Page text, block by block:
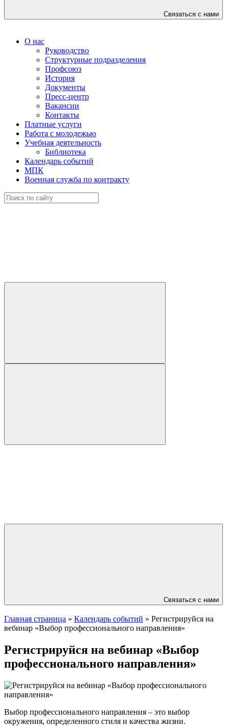
Связаться с нами
О нас
Руководство
Структурные подразделения
Профсоюз
История
Документы
Пресс-центр
Вакансии
Контакты
Платные услуги
Работа с молодежью
Учебная деятельность
Библиотека
Календарь событий
МПК
Военная служба по контракту
Связаться с нами
Главная страница » Календарь событий » Регистрируйся на
вебинар «Выбор профессионального направления»
Регистрируйся на вебинар «Выбор
профессионального направления»
Выбор профессионального направления – это выбор
окружения, определенного стиля и качества жизни.